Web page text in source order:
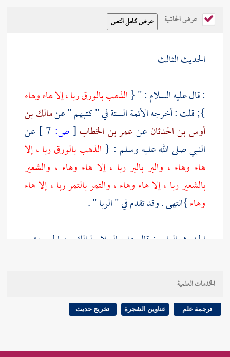
عرض الحاشية
الحديث الثالث
: قال عليه السلام : " { الذهب بالورق ربا ، إلا هاء وهاء
}; قلت : أخرجه الأئمة الستة في " كتبهم " عنمالك بن
أوس بن الحدثان عنعمر بن الخطاب [ ص:
عن
النبي صلى الله عليه وسلم : { الذهب بالورق ربا ، إلا
هاء وهاء ، والبر بالبر ربا ، إلا هاء وهاء ، والشعير
بالشعير ربا ، إلا هاء وهاء ، والتمر بالتمر ربا ، إلا هاء
وهاء}انتهى . وقد تقدم في " الربا " .
الحديث الرابع : قال عليه السلام لمالك بن الحويرث ،
وابن عمر: " {إذا سافرتما فأذنا وأقيما}" قلت : أخرجه
الأئمة الستة في " كتبهم " مطولا ومختصرا عن
الحويرث
وصاحب لي ، وفي رواية : وابن عم لي ، وفي رواية
حضرت الصلاة ، فأذنا وأقيما ، ويؤمكما أكبركما انتهى .
الخدمات العلمية
ترجمة علم عناوين الشجرة تخريج حديث